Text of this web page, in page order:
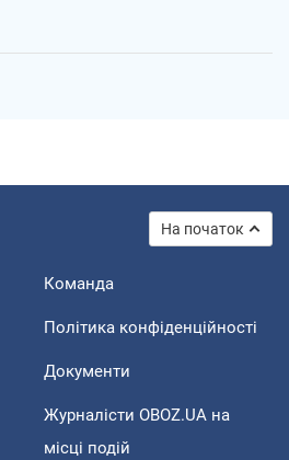
На початок
Команда
Політика конфіденційності
Документи
Журналісти OBOZ.UA на
місці подій